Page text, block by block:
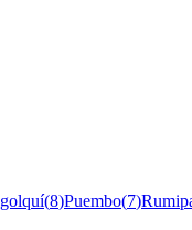
(8)Puembo(7)